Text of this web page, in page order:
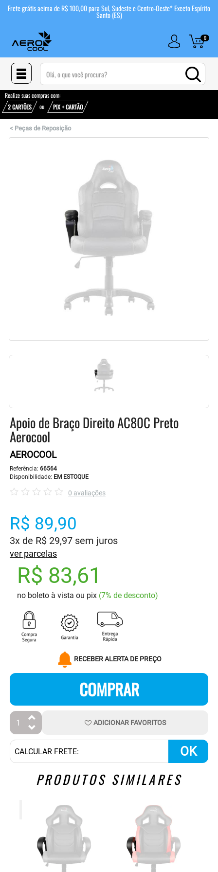
Frete grátis acima de R$ 100,00 para Sul, Sudeste e Centro-Oeste* Exceto Espírito
Santo (ES)
0
(pesquisar)
Realize suas compras com:
2 CARTÕES
ou PIX + CARTÃO
< Peças de Reposição
Apoio de Braço Direito AC80C Preto
Aerocool
AEROCOOL
Referência: 66564
Disponibilidade: EM ESTOQUE
0 avaliações
R$ 89,90
3x de R$ 29,97 sem juros
ver parcelas
R$ 83,61
no boleto à vista ou pix (7% de desconto)
RECEBER ALERTA DE PREÇO
COMPRAR
ADICIONAR FAVORITOS
OK
PRODUTOS SIMILARES